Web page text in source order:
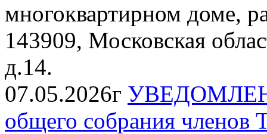
многоквартирном доме,
143909, Московская
д.14.
07.05.2026г
общего собрания членов